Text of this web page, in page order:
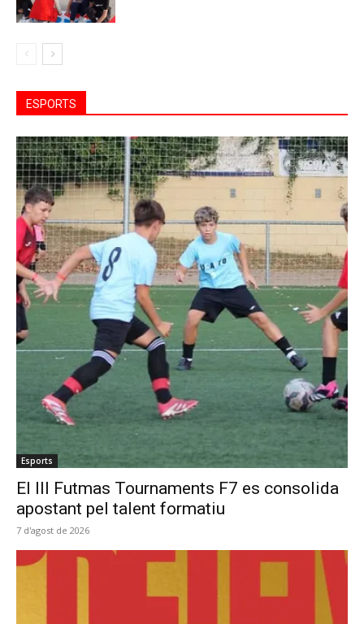
ESPORTS
Esports
El III Futmas Tournaments F7 es consolida
apostant pel talent formatiu
7 d'agost de 2026